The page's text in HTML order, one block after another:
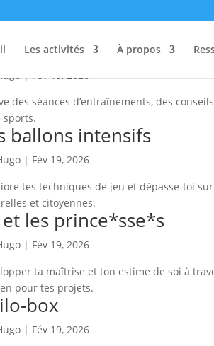
Les activités À propos
|Fév 19, 2026
des séances d’entraînements, des
sports.
ballons intensifs
| Fév 19, 2026
tes techniques de jeu et dépasse-toi
et citoyennes.
les prince*sse*s
| Fév 19, 2026
ta maîtrise et ton estime de soi à
pour tes projets.
box
| Fév 19, 2026